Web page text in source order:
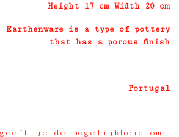
Height 17 cm Width 20 cm
Earthenware is a type of pottery
that has a porous finish
Portugal
geeft je de mogelijkheid om